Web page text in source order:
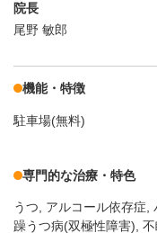
院長
尾野 敏郎
機能・特徴
駐車場(無料)
専門的な治療・特色
うつ アルコール依存症
躁うつ病(双極性障害),